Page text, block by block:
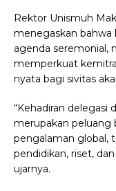
Rektor Unismuh
menegaskan bahwa
agenda
memperkuat
nyata bagi sivitas
“Kehadiran delegasi
merupakan peluang
pengalaman global,
pendidikan, riset,
ujarnya.